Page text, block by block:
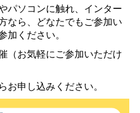
パソコンに触れ、インター
なら、どなたでもご参加い
ください。
（お気軽にご参加いただけ
申し込みください。